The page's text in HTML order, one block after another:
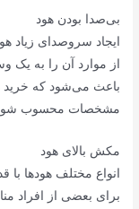
بی‌صدا بودن هود
از موارد آن را به یک
باعث می‌شود که خرید
مشخصات محسوب
مکش بالای هود
انواع مختلف هودها
برای بعضی از افراد